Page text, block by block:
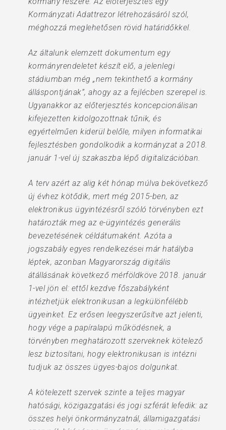
Kormányzati Adattrezor létrehozásáról szól,
méghozzá meglehetősen rövid határidőkkel.
Az általunk elemzett dokumentum egy
kormányrendeletet készít elő, a jelenlegi
stádiumban még „nem tekinthető a kormány
álláspontjának”, ahogy az a fejlécben szerepel is.
Ugyanakkor az előterjesztés koncepcionálisan
kifejezetten kidolgozottnak tűnik, és
egyértelműen kiderül belőle, milyen informatikai
fejlesztésben gondolkodik a kormányzat a 2018.
január 1-vel új szakaszba lépő digitalizációban.
A terv azért az alig két hónap múlva bekövetkező
új évhez kötődik, mert még 2015-ben, az
elektronikus ügyintézésről szóló törvényben ezt
határozták meg az e-ügyintézés generális
bevezetésének céldátumaként. Azóta a
jogszabály egyes rendelkezései már hatályba
léptek, azonban Magyarország digitális
átállásának következő mérföldköve 2018. január
1-vel jön el: ettől kezdve főszabályként
intézhetjük elektronikusan a legkülönfélébb
ügyeinket. Ez erősen leegyszerűsítve azt jelenti,
hogy vége a papíralapú működésnek, a
törvényben meghatározott szerveknek kötelező
lesz biztosítani, hogy elektronikusan is intézni
tudjuk az összes ügyes-bajos dolgunkat.
A kötelezett szervek szinte a teljes magyar
hatósági, közigazgatási és jogi szférát lefedik: az
összes helyi önkormányzatnál, államigazgatási